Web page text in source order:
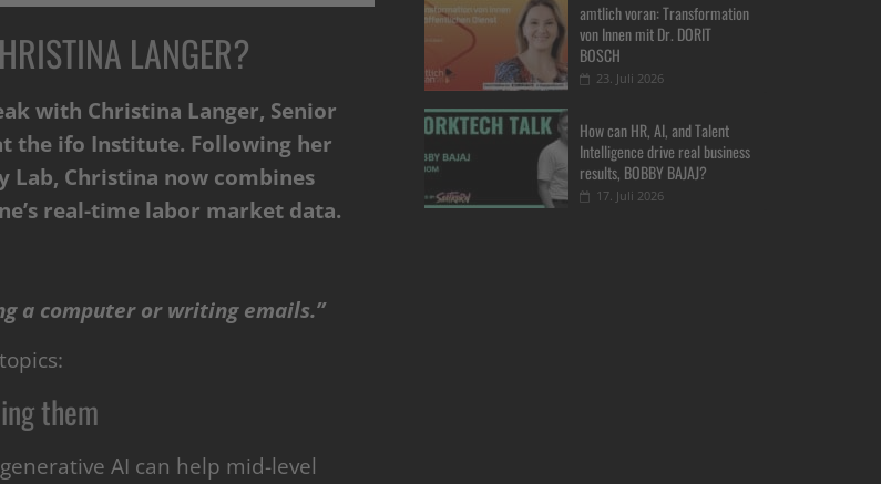
LANGER?
with Christina Langer, Senior
the ifo Institute. Following her
Lab, Christina now combines
real-time labor market data.
a computer or writing emails.”
them
AI can help mid-level
amtlich voran: Transformation
von Innen mit Dr. DORIT
BOSCH
23. Juli 2026
How can HR, AI, and Talent
Intelligence drive real business
results, BOBBY BAJAJ?
17. Juli 2026